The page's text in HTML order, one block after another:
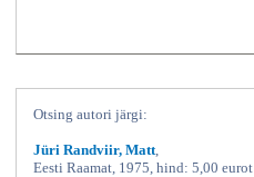
Otsing autori järgi:
Jüri Randviir, Matt
Eesti Raamat, 1975, hind: 5,00 eurot